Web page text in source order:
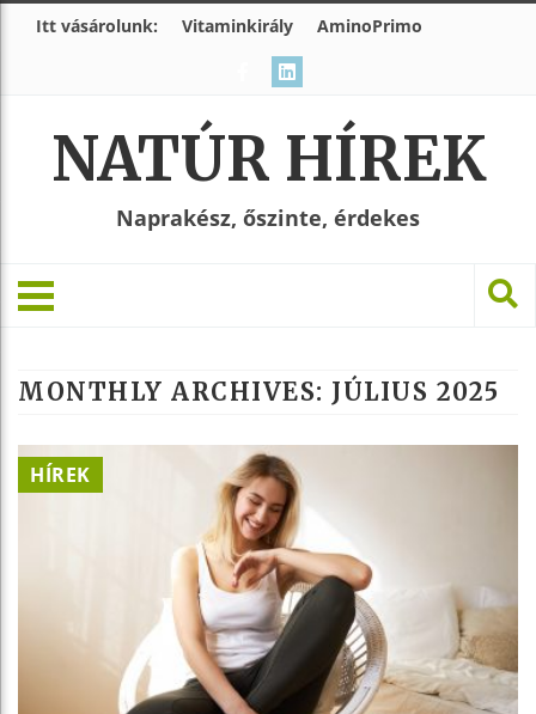
Itt vásárolunk: Vitaminkirály AminoPrimo
NATÚR HÍREK
Naprakész, őszinte, érdekes
MONTHLY ARCHIVES: JÚLIUS 2025
HÍREK